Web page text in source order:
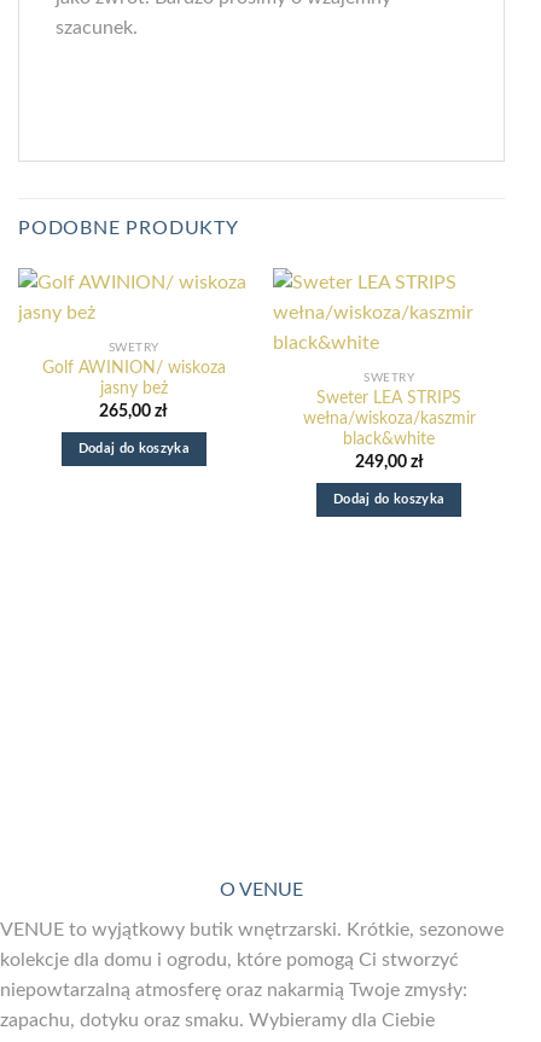
szacunek.
PODOBNE PRODUKTY
SWETRY
Golf AWINION/ wiskoza
jasny beż
265,00zł
Dodaj do koszyka
SWETRY
Sweter LEA STRIPS
wełna/wiskoza/kaszmir
black&white
249,00 zł
Dodaj do koszyka
O VENUE
VENUE to wyjątkowy butik wnętrzarski. Krótkie, sezonowe
kolekcje dla domu i ogrodu, które pomogą Ci stworzyć
niepowtarzalną atmosferę oraz nakarmią Twoje zmysły:
zapachu, dotyku oraz smaku. Wybieramy dla Ciebie